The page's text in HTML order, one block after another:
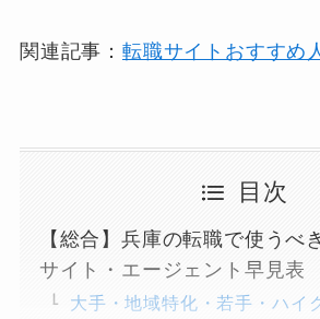
関連記事： 転職サイトおすすめ
目次
【総合】兵庫の転職で使うべ
サイト・エージェント早見表
大手・地域特化・若手・ハイ